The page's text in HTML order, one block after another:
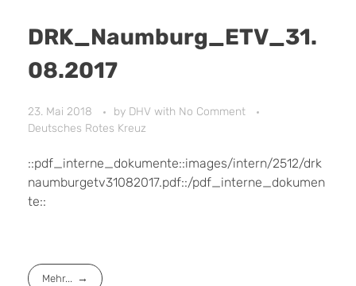
DRK_Naumburg_ETV_31.
08.2017
23. Mai 2018 by DHV with No Comment
Deutsches Rotes Kreuz
::pdf_interne_dokumente::images/intern/2512/drk
naumburgetv31082017.pdf::/pdf_interne_dokumen
te::
Mehr...